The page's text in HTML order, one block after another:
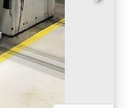
Uma
Iovsf